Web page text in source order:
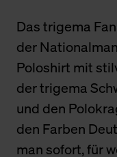
Das trigema
der
Poloshirt mit
der trigema
und den
den Farben
man sofort, für